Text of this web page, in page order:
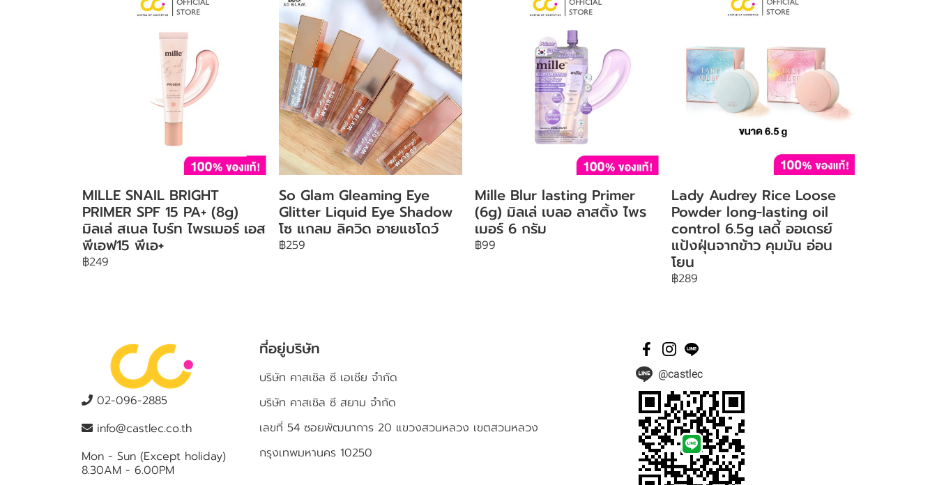
MILLE SNAIL BRIGHT
PRIMER SPF 15 PA+ (8g)
มิลเล่ สเนล ไบร์ท ไพรเมอร์ เอส
พีเอฟ15 พีเอ+
฿249
So Glam Gleaming Eye
Glitter Liquid Eye Shadow
โซ แกลม ลิควิด อายแชโดว์
฿259
Mille Blur lasting Primer
(6g) มิลเล่ เบลอ ลาสติ้ง ไพร
เมอร์ 6 กรัม
฿99
Lady Audrey Rice Loose
Powder long-lasting oil
control 6.5g เลดี้ ออเดรย์
แป้งฝุ่นจากข้าว คุมมัน อ่อน
โยน
฿289
02-096-2885
info@castlec.co.th
Mon - Sun (Except holiday)
8.30AM - 6.00PM
ที่อยู่บริษัท
บริษัท คาสเซิล ซี เอเชีย จำกัด
บริษัท คาสเซิล ซี สยาม จำกัด
เลขที่ 54 ซอยพัฒนาการ 20 แขวงสวนหลวง เขตสวนหลวง
กรุงเทพมหานคร 10250
@castlec